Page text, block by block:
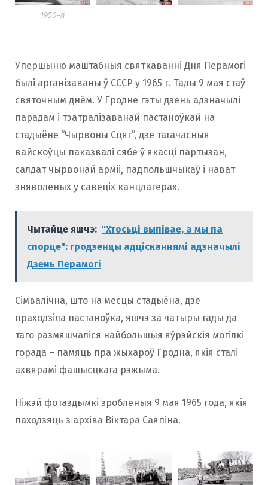
1950-я
Упершыню маштабныя святкаванні Дня Перамогі
былі арганізаваны ў СССР у 1965 г. Тады 9 мая стаў
святочным днём. У Гродне гэты дзень адзначылі
парадам і тэатралізаванай пастаноўкай на
стадыёне “Чырвоны Сцяг”, дзе тагачасныя
вайскоўцы паказвалі сябе ў якасці партызан,
салдат чырвонай арміі, падпольшчыкаў і нават
зняволеных у савеціх канцлагерах.
Чытайце яшчэ: "Хтосьці выпівае, а мы па
спорце": гродзенцы адцісканнямі адзначылі
Дзень Перамогі
Сімвалічна, што на месцы стадыёна, дзе
праходзіла пастаноўка, яшчэ за чатыры гады да
таго размяшчаліся найбольшыя яўрэйскія могілкі
горада – памяць пра жыхароў Гродна, якія сталі
ахвярамі фашысцкага рэжыма.
Ніжэй фотаздымкі зробленыя 9 мая 1965 года, якія
паходзяць з архіва Віктара Саяпіна.